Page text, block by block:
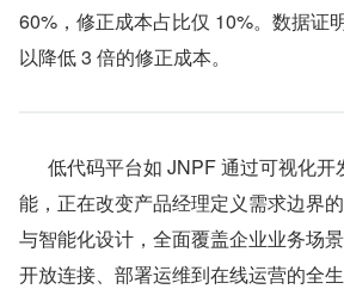
60%，修正成本占比仅 10%。数据证
以降低 3 倍的修正成本。
能，正在改变产品经理定义需求边界
与智能化设计，全面覆盖企业业务场景
开放连接、部署运维到在线运营的全生